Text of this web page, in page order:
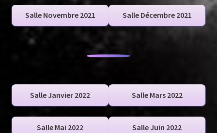
Salle Novembre 2021 Salle Décembre 2021
Salle Janvier 2022 Salle Mars 2022
Salle Mai 2022 Salle Juin 2022